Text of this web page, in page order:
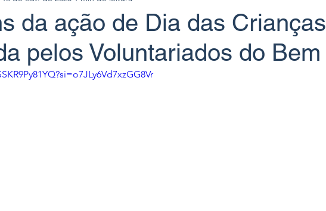
da ação de Dia das Crianças
pelos Voluntariados do Bem